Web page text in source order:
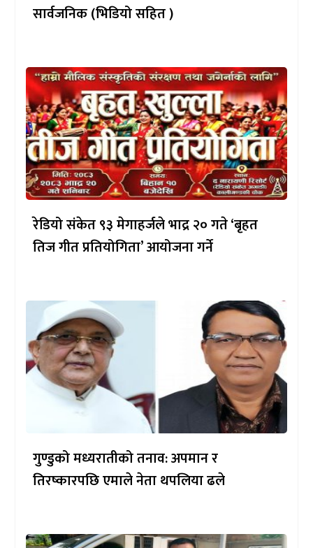
सार्वजनिक (भिडियो सहित )
रेडियो संकेत ९३ मेगाहर्जले भाद्र २० गते ‘बृहत
तिज गीत प्रतियोगिता’ आयोजना गर्ने
गुण्डुको मध्यरातीको तनाव: अपमान र
तिरष्कारपछि एमाले नेता थपलिया ढले